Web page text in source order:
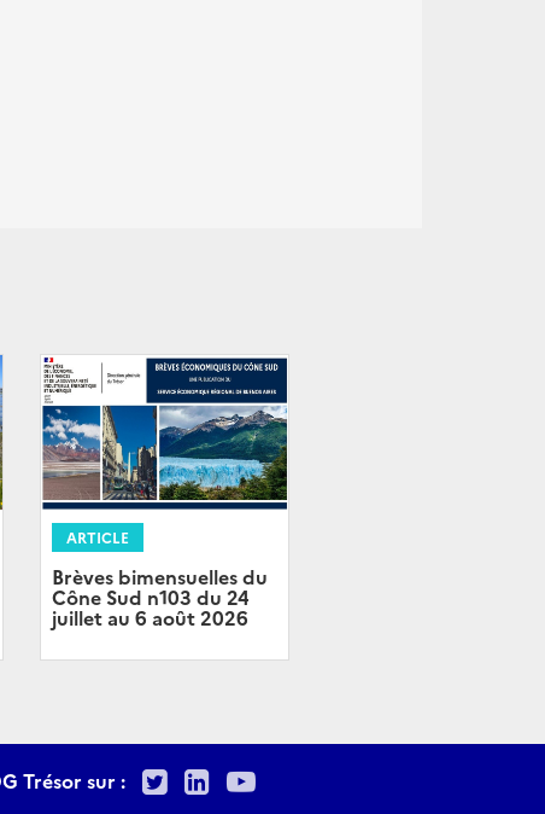
ARTICLE
Brèves bimensuelles du
Cône Sud n103 du 24
juillet au 6 août 2026
Trésor sur : TwitterLinkedIn
Youtube